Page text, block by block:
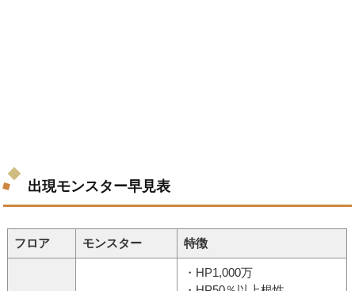
出現モンスター早見表
フロア モンスター 特徴
・HP1,000万